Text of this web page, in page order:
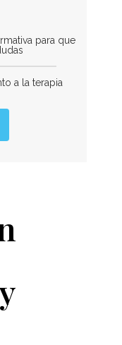
para que
a la terapia